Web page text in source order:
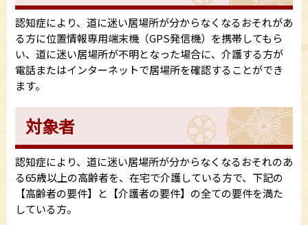
認知症により、道に迷い居場所が分からなくなるおそれがあ
る方に位置情報専用端末機（GPS発信機）を携帯してもら
い、道に迷い居場所が不明となった場合に、介護する方が
電話またはインターネットで居場所を確認することができ
ます。
対象者
認知症により、道に迷い居場所が分からなくなるおそれのあ
る65歳以上の高齢者を、在宅で介護している方で、下記の
【高齢者の要件】と【介護者の要件】の全ての要件を満た
している方。